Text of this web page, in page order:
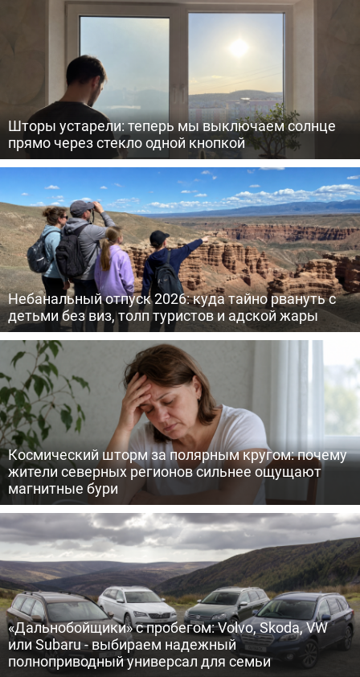
Шторы устарели: теперь мы выключаем солнце
прямо через стекло одной кнопкой
Небанальный отпуск 2026: куда тайно рвануть с
детьми без виз, толп туристов и адской жары
Космический шторм за полярным кругом: почему
жители северных регионов сильнее ощущают
магнитные бури
«Дальнобойщики» с пробегом: Volvo, Skoda, VW
или Subaru - выбираем надежный
полноприводный универсал для семьи